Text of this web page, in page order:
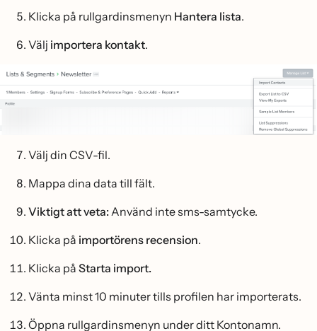
Klicka på rullgardinsmenyn Hantera lista.
Välj importera kontakt.
Välj din CSV-fil.
Mappa dina data till fält.
Viktigt att veta: Använd inte sms-samtycke.
Klicka på importörens recension.
Klicka på Starta import.
Vänta minst 10 minuter tills profilen har importerats.
Öppna rullgardinsmenyn under ditt Kontonamn.